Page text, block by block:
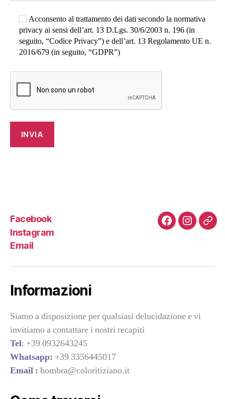
Acconsento al trattamento dei dati secondo la normativa
privacy ai sensi dell’art. 13 D.Lgs. 30/6/2003 n. 196 (in
seguito, “Codice Privacy”) e dell’art. 13 Regolamento UE n.
2016/679 (in seguito, “GDPR”)
Facebook
Instagram
Email
Facebook
Informazioni
Siamo a disposizione per qualsiasi delucidazione e vi
invitiamo a contattare i nostri recapiti
Tel: +39 0932643245
Whatsapp: +39 3356445017
Email : hombra@coloritiziano.it